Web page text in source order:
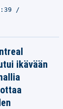
ikävään